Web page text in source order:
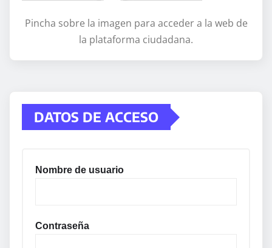
Pincha sobre la imagen para acceder a la web de
la plataforma ciudadana.
DATOS DE ACCESO
Nombre de usuario
Contraseña